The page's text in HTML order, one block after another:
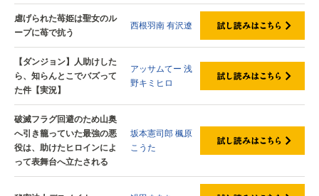
虐げられた苺姫は聖女のル
ープに苺で抗う
西根羽南有沢遼
【ダンジョン】人助けした
ら、知らんとこでバズって
た件【実況】
アッサムてー 浅
野キミヒロ
破滅フラグ回避のため山奥
へ引き籠っていた最強の悪
役は、助けたヒロインによ
って表舞台へ立たされる
坂本憲司郎楓原
こうた